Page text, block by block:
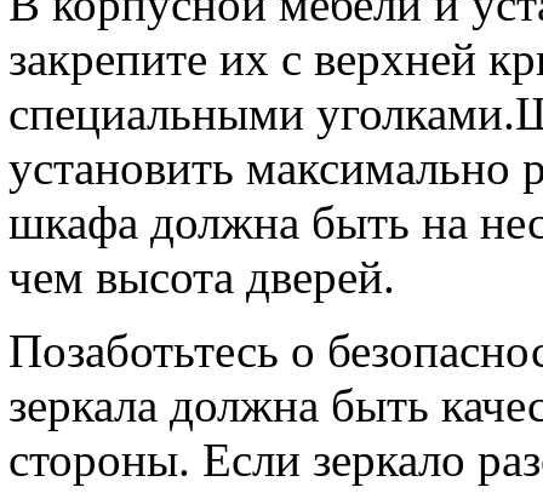
закрепите их с верхней
специальными
установить максимально
шкафа должна быть на
чем высота дверей.
Позаботьтесь о
зеркала должна быть
стороны. Если зеркало